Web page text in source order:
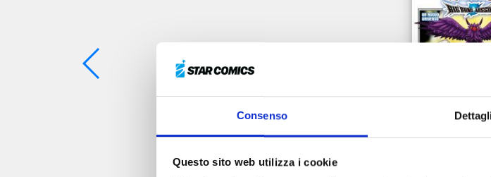
Consenso Dettagli
Questo sito web utilizza i cookie